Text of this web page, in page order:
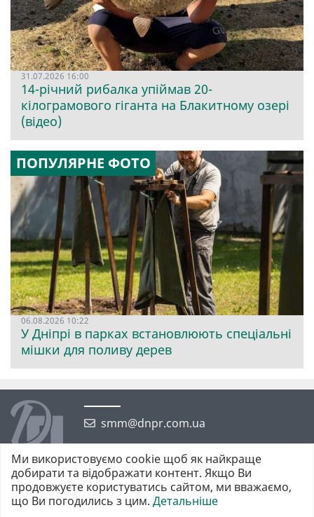
31.07.2026 16:00
14-річний рибалка упіймав 20-
кілограмового гіганта на Блакитному озері
(відео)
ПОПУЛЯРНЕ ФОТО
06.08.2026 10:22
У Дніпрі в парках встановлюють спеціальні
мішки для поливу дерев
smm@dnpr.com.ua
©2026 https://dnpr.com.ua Дніпровська порадниця
Ми використовуємо cookie щоб як найкраще
добирати та відображати контент. Якщо Ви
продовжуєте користуватись сайтом, ми вважаємо,
що Ви погодились з цим. Детальніше